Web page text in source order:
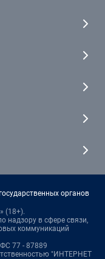
органов
(18+).
надзору в сфере связи,
коммуникаций
77 - 87889
"ИНТЕРНЕТ